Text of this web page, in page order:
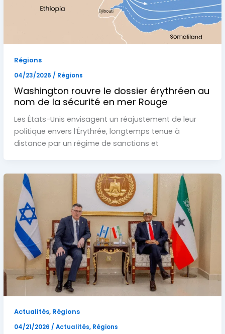
Régions
04/23/2026 / Régions
Washington rouvre le dossier érythréen au
nom de la sécurité en mer Rouge
Les États-Unis envisagent un réajustement de leur
politique envers l’Érythrée, longtemps tenue à
distance par un régime de sanctions et
Actualités, Régions
04/21/2026 / Actualités, Régions